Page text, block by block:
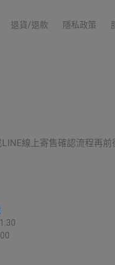
退貨/退款 隱私政策
線上寄售確認流程再前